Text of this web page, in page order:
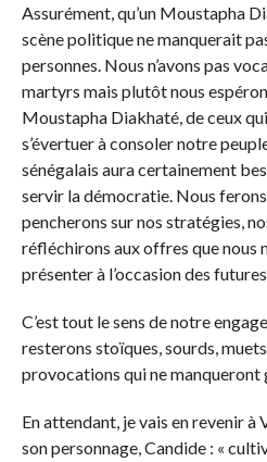
Assurément, qu’un Moustapha
scène politique ne manquerait
personnes. Nous n’avons pas
martyrs mais plutôt nous
Moustapha Diakhaté, de ceux
s’évertuer à consoler notre
sénégalais aura certainement
servir la démocratie. Nous
pencherons sur nos stratégies,
réfléchirons aux offres que nous
présenter à l’occasion des
C’est tout le sens de notre
resterons stoïques, sourds,
provocations qui ne manqueront
En attendant, je vais en revenir
son personnage, Candide : «